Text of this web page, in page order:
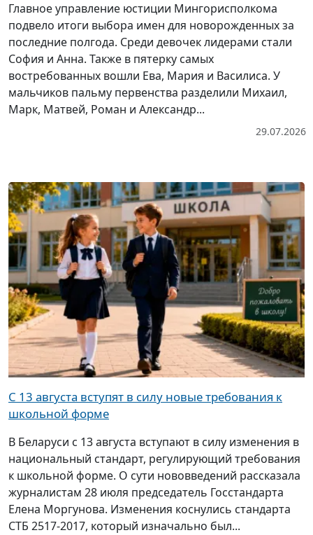
Главное управление юстиции Мингорисполкома
подвело итоги выбора имен для новорожденных за
последние полгода. Среди девочек лидерами стали
София и Анна. Также в пятерку самых
востребованных вошли Ева, Мария и Василиса. У
мальчиков пальму первенства разделили Михаил,
Марк, Матвей, Роман и Александр...
29.07.2026
С 13 августа вступят в силу новые требования к
школьной форме
В Беларуси с 13 августа вступают в силу изменения в
национальный стандарт, регулирующий требования
к школьной форме. О сути нововведений рассказала
журналистам 28 июля председатель Госстандарта
Елена Моргунова. Изменения коснулись стандарта
СТБ 2517-2017, который изначально был...